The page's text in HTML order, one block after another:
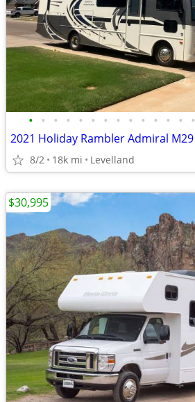
• • • • • • • • • • • • • •
2021 Holiday Rambler Admiral M29
8/2 18k mi Levelland
$30,995